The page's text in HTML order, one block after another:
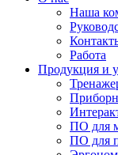
Наша
Работа
Продукция и
ПО для
ПО для